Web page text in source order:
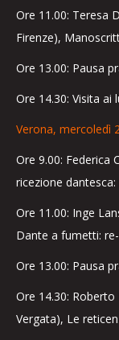
Ore 11.00: Teresa
Firenze),
Ore 13.00: Pausa
Ore 14.30: Visita ai
Verona, mercoledì
Ore 9.00: Federica
ricezione
Ore 11.00: Inge
Dante a fumetti:
Ore 13.00: Pausa
Ore 14.30:
Vergata), Le